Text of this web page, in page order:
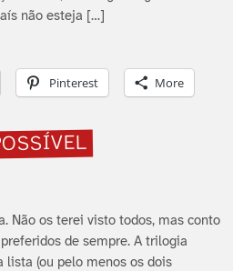
não esteja […]
Pinterest More
Não os terei visto todos, mas conto
de sempre. A trilogia
lista (ou pelo menos os dois